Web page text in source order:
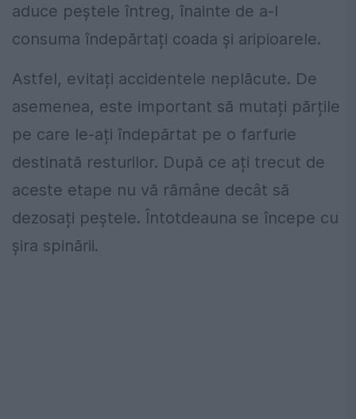
aduce peștele întreg, înainte de a-l
consuma îndepărtați coada și aripioarele.
Astfel, evitați accidentele neplăcute. De
asemenea, este important să mutați părțile
pe care le-ați îndepărtat pe o farfurie
destinată resturilor. După ce ați trecut de
aceste etape nu vă rămâne decât să
dezosați peștele. Întotdeauna se începe cu
șira spinării.